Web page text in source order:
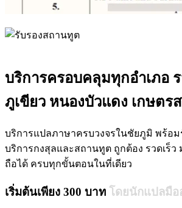
บริการครอบคลุมทุกอำเภอ ร
ภูเขียว หนองบัวแดง เกษต
บริการแปลภาษาครบวงจรในชัยภูมิ พร้อม
บริการกงสุลและสถานทูต ถูกต้อง รวดเร็ว
ถือได้ ครบทุกขั้นตอนในที่เดียว
เริ่มต้นเพียง 300 บาท โดยนักแปลมื